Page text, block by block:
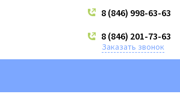
8 (846) 998-63-63
8 (846) 201-73-63
Заказать звонок